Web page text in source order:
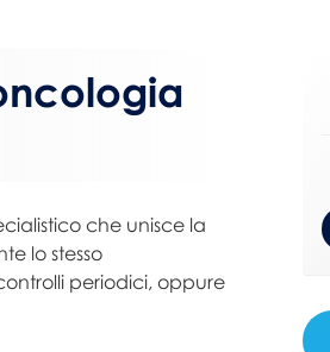
che unisce la
lo stesso
periodici, oppure